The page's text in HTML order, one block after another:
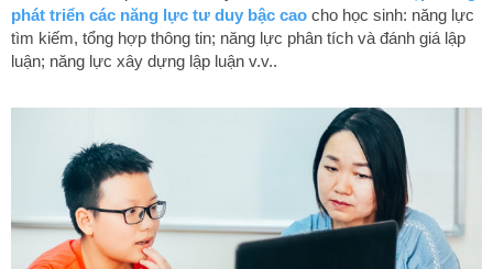
phát triển các năng lực tư duy bậc cao cho học sinh: năng lực
tìm kiếm, tổng hợp thông tin; năng lực phân tích và đánh giá lập
luận; năng lực xây dựng lập luận v.v..